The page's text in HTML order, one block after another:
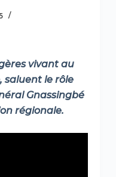
vivant au
saluent le rôle
Gnassingbé
régionale.